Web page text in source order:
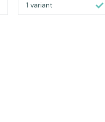
1 variant